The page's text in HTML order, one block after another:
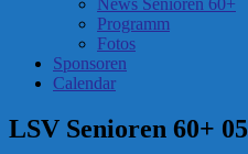
Programm
Fotos
Sponsoren
Calendar
LSV Senioren 60+